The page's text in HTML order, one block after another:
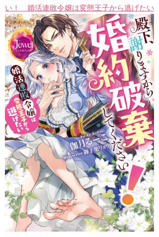
い！ 婚活連敗令嬢は変態王子から逃げたい